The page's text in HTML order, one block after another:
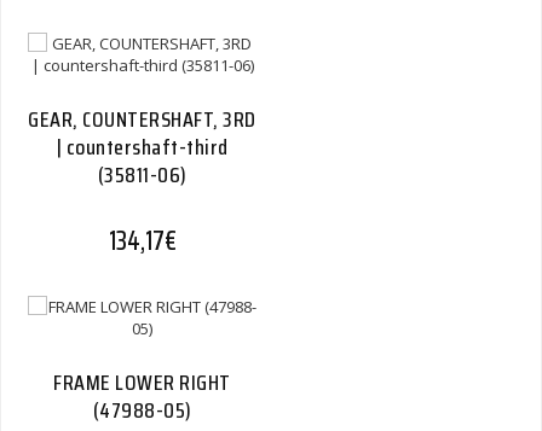
GEAR, COUNTERSHAFT, 3RD
| countershaft-third
(35811-06)
134,17€
FRAME LOWER RIGHT
(47988-05)